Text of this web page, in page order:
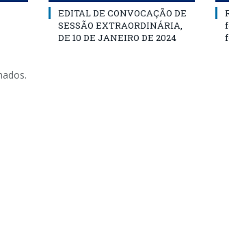
EDITAL DE CONVOCAÇÃO DE
SESSÃO EXTRAORDINÁRIA,
DE 10 DE JANEIRO DE 2024